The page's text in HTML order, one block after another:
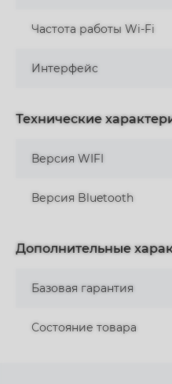
Частота работы Wi-Fi
Интерфейс
Технические
Версия WIFI
Версия Bluetooth
Дополнительные
Базовая гарантия
Состояние товара